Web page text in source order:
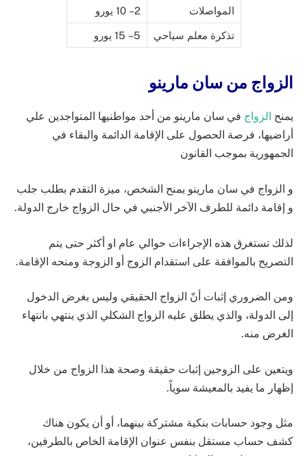
المواصلات 2 – 10 يورو
تذكرة معلم سياحي 5 – 15 يورو
الزواج من سان مارينو
يمنح الزواج في سان مارينو من أحد مواطنيها المتواجدين علي
أراضيها، فرصة الحصول على الإقامة الدائمة والبقاء في
الجمهورية بموجب القانون
و الزواج في سان مارينو يمنح الشخص، ميزة التقدم بطلب جلب
و إقامة دائمة للطرف الآخر الأجنبي في حال الزواج خارج الدولة.
لذلك تستغرق هذه الإجراءات حوالي عام او أكثر حتى يتم
التصريح بالموافقة على استقدام الزوج أو الزوجة ومنحه الإقامة.
ومن الضروري إثبات أنّ الزواج الحقيقي وليس بغرض الدخول
إلى الدولة، والذي يطلق عليه الزواج الشكلي الذي ينتهي بانتهاء
الغرض منه.
ويتعين على الزوجين إثبات حقيقة وصحة هذا الزواج من خلال
إظهار ما يفيد بالمعيشة سوياً.
مثل وجود حسابات بنكية مشتركة بينهما، أو أن يكون هناك
كشف حساب مستقل بنفس عنوان الإقامة الخاص بالطرفين،